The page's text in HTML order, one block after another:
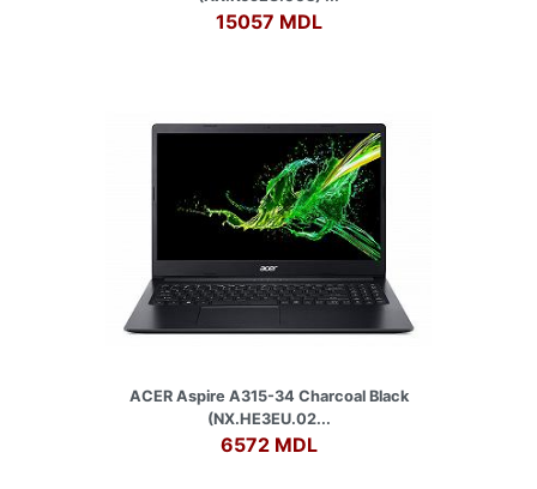
15057 MDL
ACER Aspire A315-34 Charcoal Black
(NX.HE3EU.02...
6572 MDL